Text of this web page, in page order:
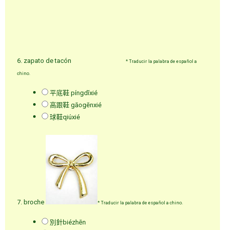
6. zapato de tacón * Traducir la palabra de español a
chino.
平底鞋 píngdǐxié
高跟鞋 gāogēnxié
球鞋qiúxié
7. broche * Traducir la palabra de español a chino.
別針biézhēn